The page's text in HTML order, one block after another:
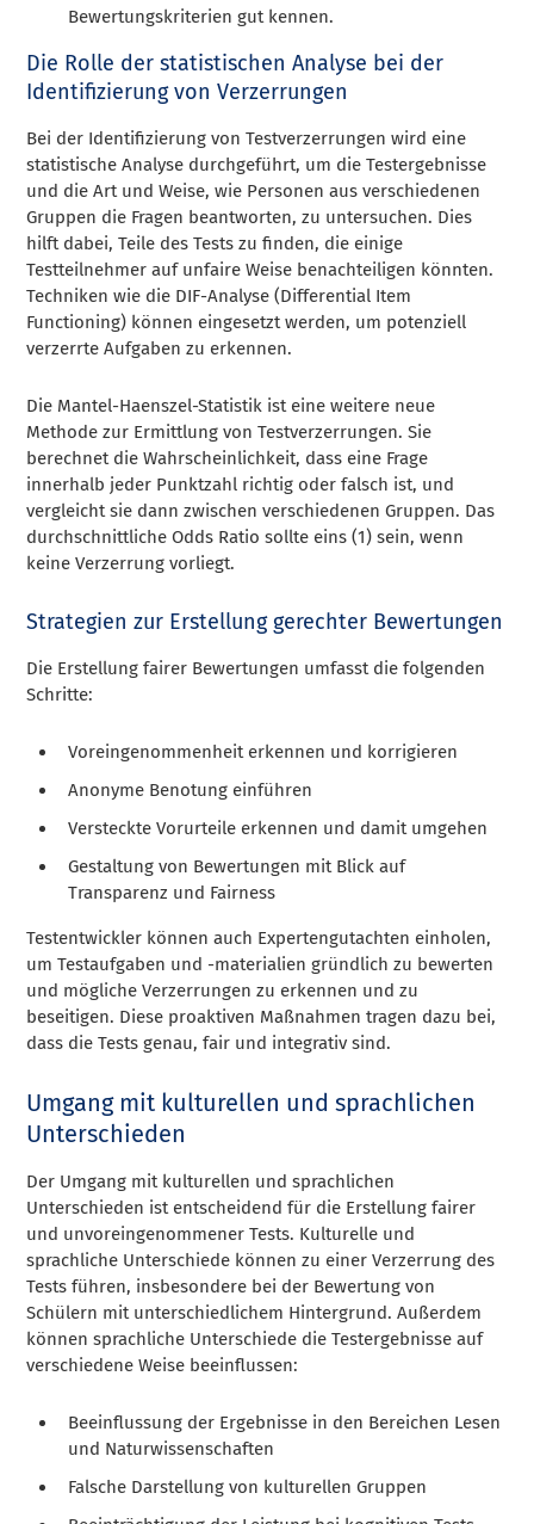
Bewertungskriterien gut kennen.
Die Rolle der statistischen Analyse bei der
Identifizierung von Verzerrungen
Bei der Identifizierung von Testverzerrungen wird eine
statistische Analyse durchgeführt, um die Testergebnisse
und die Art und Weise, wie Personen aus verschiedenen
Gruppen die Fragen beantworten, zu untersuchen. Dies
hilft dabei, Teile des Tests zu finden, die einige
Testteilnehmer auf unfaire Weise benachteiligen könnten.
Techniken wie die DIF-Analyse (Differential Item
Functioning) können eingesetzt werden, um potenziell
verzerrte Aufgaben zu erkennen.
Die Mantel-Haenszel-Statistik ist eine weitere neue
Methode zur Ermittlung von Testverzerrungen. Sie
berechnet die Wahrscheinlichkeit, dass eine Frage
innerhalb jeder Punktzahl richtig oder falsch ist, und
vergleicht sie dann zwischen verschiedenen Gruppen. Das
durchschnittliche Odds Ratio sollte eins (1) sein, wenn
keine Verzerrung vorliegt.
Strategien zur Erstellung gerechter Bewertungen
Die Erstellung fairer Bewertungen umfasst die folgenden
Schritte:
Voreingenommenheit erkennen und korrigieren
Anonyme Benotung einführen
Versteckte Vorurteile erkennen und damit umgehen
Gestaltung von Bewertungen mit Blick auf
Transparenz und Fairness
Testentwickler können auch Expertengutachten einholen,
um Testaufgaben und -materialien gründlich zu bewerten
und mögliche Verzerrungen zu erkennen und zu
beseitigen. Diese proaktiven Maßnahmen tragen dazu bei,
dass die Tests genau, fair und integrativ sind.
Umgang mit kulturellen und sprachlichen
Unterschieden
Der Umgang mit kulturellen und sprachlichen
Unterschieden ist entscheidend für die Erstellung fairer
und unvoreingenommener Tests. Kulturelle und
sprachliche Unterschiede können zu einer Verzerrung des
Tests führen, insbesondere bei der Bewertung von
Schülern mit unterschiedlichem Hintergrund. Außerdem
können sprachliche Unterschiede die Testergebnisse auf
verschiedene Weise beeinflussen:
Beeinflussung der Ergebnisse in den Bereichen Lesen
und Naturwissenschaften
Falsche Darstellung von kulturellen Gruppen